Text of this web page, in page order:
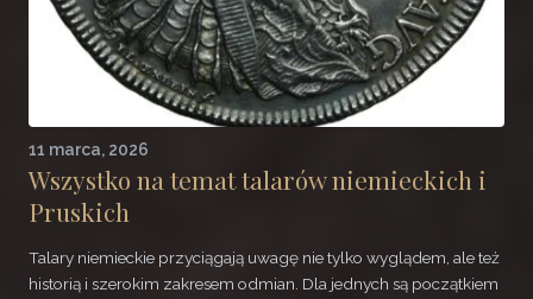
11 marca, 2026
Wszystko na temat talarów niemieckich i
Pruskich
Talary niemieckie przyciągają uwagę nie tylko wyglądem, ale też
historią i szerokim zakresem odmian. Dla jednych są początkiem